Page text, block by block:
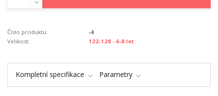
Číslo produktu:
-4
Velikost:
122-128 - 6-8 let
Kompletní specifikace Parametry